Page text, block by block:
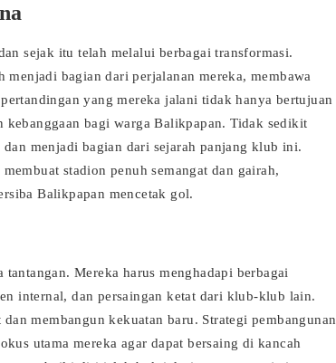
sejak itu telah melalui berbagai transformasi.
bagian dari perjalanan mereka, membawa
yang mereka jalani tidak hanya bertujuan
bagi warga Balikpapan. Tidak sedikit
menjadi bagian dari sejarah panjang klub ini.
stadion penuh semangat dan gairah,
Balikpapan mencetak gol.
Mereka harus menghadapi berbagai
internal, dan persaingan ketat dari klub-klub lain.
membangun kekuatan baru. Strategi pembangunan
utama mereka agar dapat bersaing di kancah